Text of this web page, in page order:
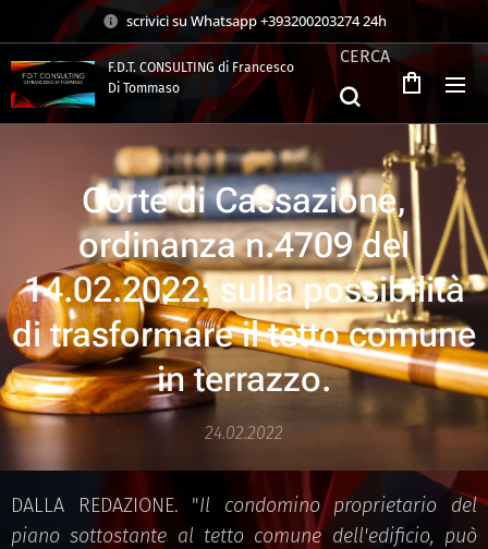
scrivici su Whatsapp +393200203274 24h
F.D.T. CONSULTING di Francesco
Di Tommaso
CERCA
Corte di Cassazione,
ordinanza n.4709 del
14.02.2022: sulla possibilità
di trasformare il tetto comune
in terrazzo.
24.02.2022
DALLA REDAZIONE. "Il condomino proprietario del
piano sottostante al tetto comune dell'edificio, può